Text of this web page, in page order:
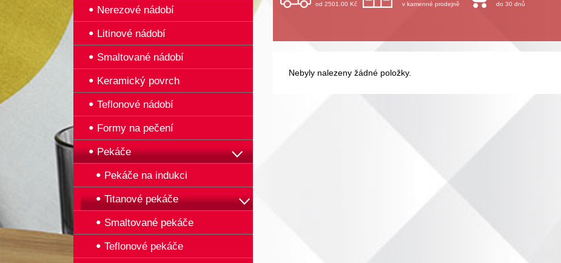
Nerezové nádobí
Litinové nádobí
Smaltované nádobí
Keramický povrch
Teflonové nádobí
Formy na pečení
Pekáče
Pekáče na indukci
Titanové pekáče
Smaltované pekáče
Teflonové pekáče
od 2501.00 Kč v kamenné prodejně do 30 dnů
Nebyly nalezeny žádné položky.